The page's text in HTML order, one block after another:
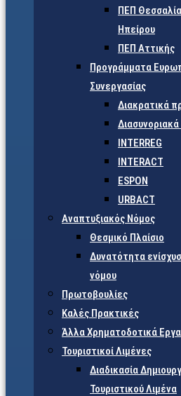
ΠΕΠ
Ηπείρου
ΠΕΠ Αττικής
Προγράμματα
Συνεργασίας
Διακρατικά
INTERREG
INTERACT
ESPON
URBACT
Αναπτυξιακός Νόμος
Θεσμικό Πλαίσιο
Δυνατότητα
νόμου
Πρωτοβουλίες
Καλές Πρακτικές
Άλλα Χρηματοδοτικά
Τουριστικοί Λιμένες
Διαδικασία
Τουριστικού Λιμένα